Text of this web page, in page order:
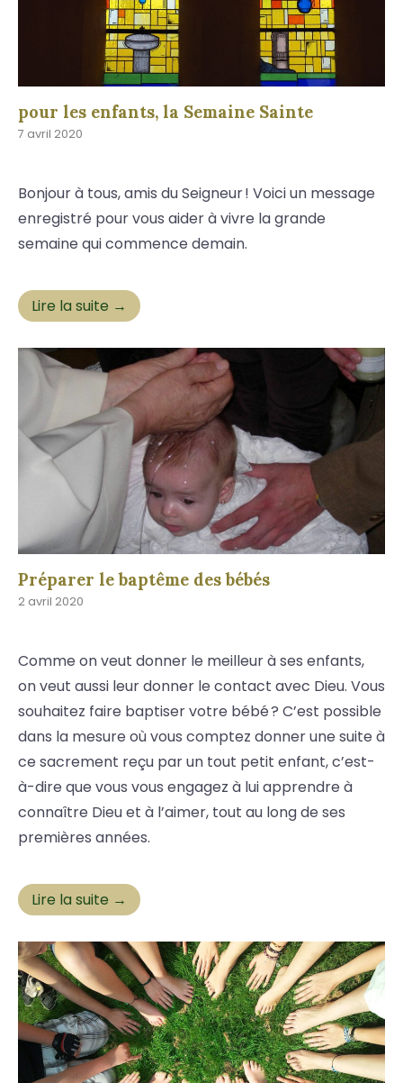
pour les enfants, la Semaine Sainte
7 avril 2020
Bonjour à tous, amis du Seigneur ! Voici un message
enregistré pour vous aider à vivre la grande
semaine qui commence demain.
Lire la suite →
Préparer le baptême des bébés
2 avril 2020
Comme on veut donner le meilleur à ses enfants,
on veut aussi leur donner le contact avec Dieu. Vous
souhaitez faire baptiser votre bébé ? C’est possible
dans la mesure où vous comptez donner une suite à
ce sacrement reçu par un tout petit enfant, c’est-
à-dire que vous vous engagez à lui apprendre à
connaître Dieu et à l’aimer, tout au long de ses
premières années.
Lire la suite →